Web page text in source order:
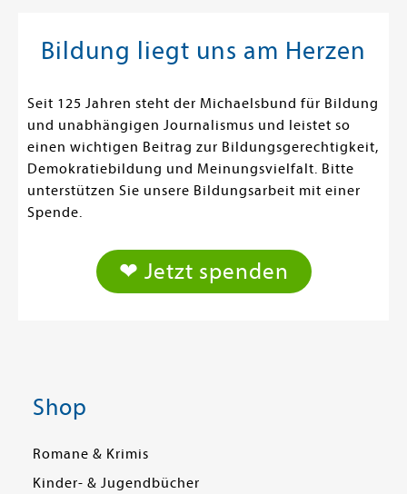
Bildung liegt uns am Herzen
Seit 125 Jahren steht der Michaelsbund für Bildung
und unabhängigen Journalismus und leistet so
einen wichtigen Beitrag zur Bildungsgerechtigkeit,
Demokratiebildung und Meinungsvielfalt. Bitte
unterstützen Sie unsere Bildungsarbeit mit einer
Spende.
❤ Jetzt spenden
Shop
Romane & Krimis
Kinder- & Jugendbücher